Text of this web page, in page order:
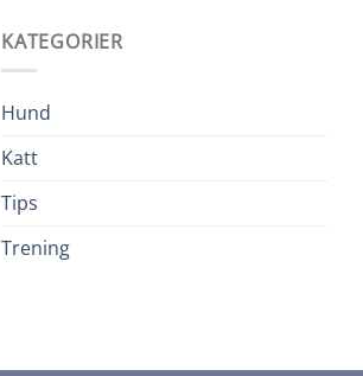
KATEGORIER
Hund
Katt
Tips
Trening